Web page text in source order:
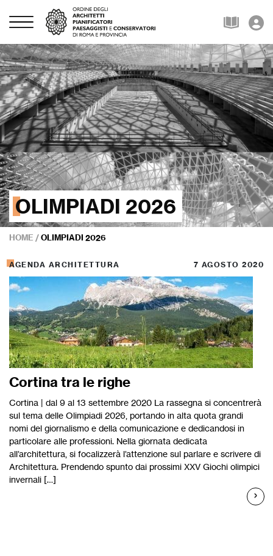
OLIMPIADI 2026
HOME /OLIMPIADI 2026
AGENDA ARCHITETTURA 7 AGOSTO 2020
Cortina tra le righe
Cortina | dal 9 al 13 settembre 2020 La rassegna si concentrerà
sul tema delle Olimpiadi 2026, portando in alta quota grandi
nomi del giornalismo e della comunicazione e dedicandosi in
particolare alle professioni. Nella giornata dedicata
all’architettura, si focalizzerà l’attenzione sul parlare e scrivere di
Architettura. Prendendo spunto dai prossimi XXV Giochi olimpici
invernali […]